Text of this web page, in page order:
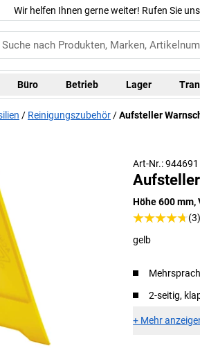
Wir helfen Ihnen gerne weiter! Rufen Sie
Büro Betrieb Lager
Reinigungszubehör Aufsteller
Art-Nr.: 944691
Höhe 600 mm,
(3)
gelb
2-seitig,
+ Mehr